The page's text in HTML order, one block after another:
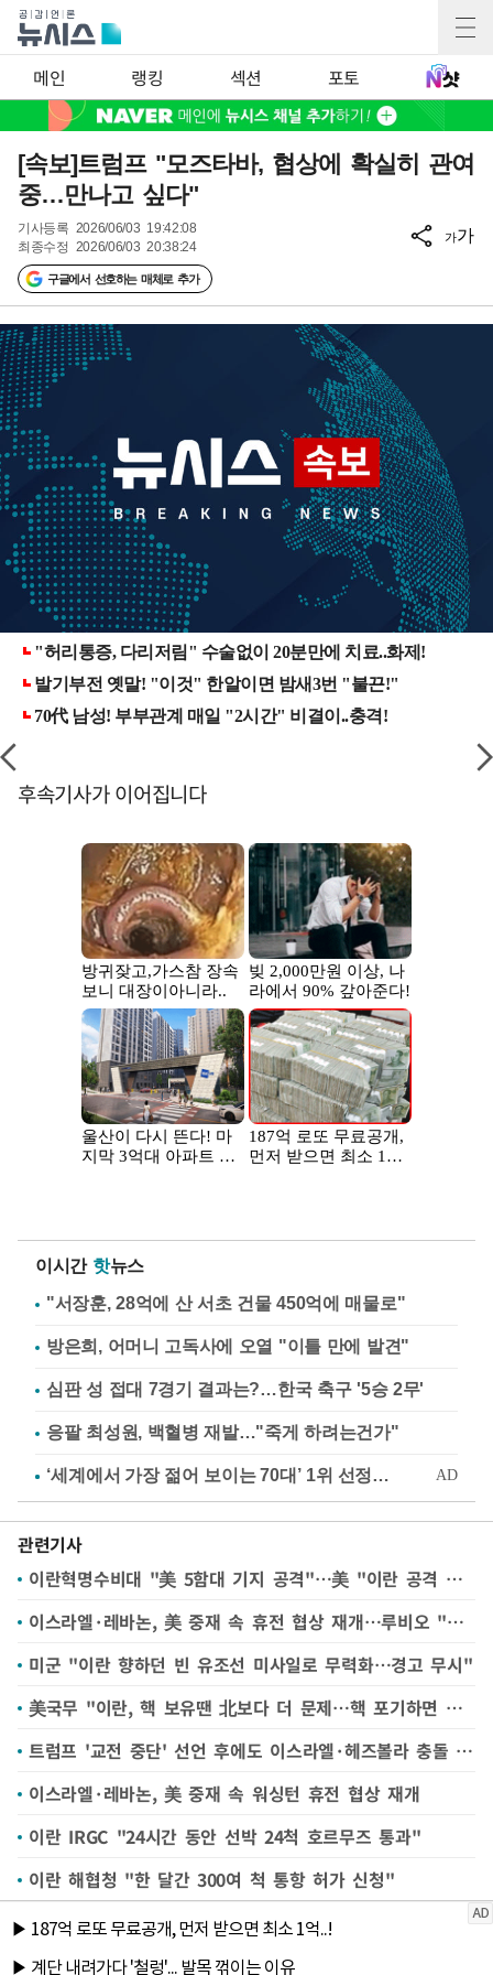
메인 랭킹 섹션 포토
[속보]트럼프 "모즈타바, 협상에 확실히 관여
중…만나고 싶다"
기사등록 2026/06/03 19:42:08
최종수정 2026/06/03 20:38:24
구글에서 선호하는 매체로 추가
가가
후속기사가 이어집니다
이시간 핫뉴스
"서장훈, 28억에 산 서초 건물 450억에 매물로"
방은희, 어머니 고독사에 오열 "이틀 만에 발견"
심판 성 접대 7경기 결과는?…한국 축구 '5승 2무'
응팔 최성원, 백혈병 재발…"죽게 하려는건가"
관련기사
이란혁명수비대 "美 5함대 기지 공격"…美 "이란 공격 실패" 반박
이스라엘·레바논, 美 중재 속 휴전 협상 재개…루비오 "헤즈볼라가 장애물"(종합)
미군 "이란 향하던 빈 유조선 미사일로 무력화…경고 무시"
美국무 "이란, 핵 보유땐 北보다 더 문제…핵 포기하면 제재완화"(종합)
트럼프 '교전 중단' 선언 후에도 이스라엘·헤즈볼라 충돌 계속
이스라엘·레바논, 美 중재 속 워싱턴 휴전 협상 재개
이란 IRGC "24시간 동안 선박 24척 호르무즈 통과"
이란 해협청 "한 달간 300여 척 통항 허가 신청"